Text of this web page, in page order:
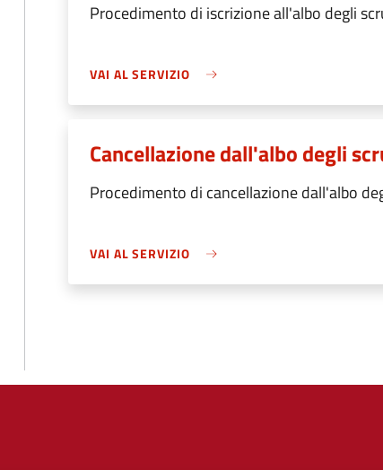
Procedimento di iscrizione all'albo degli
VAI AL SERVIZIO
Cancellazione dall'albo degli
Procedimento di cancellazione dall'albo
VAI AL SERVIZIO